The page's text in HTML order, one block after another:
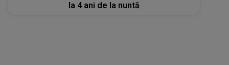
la 4 ani de la nuntă